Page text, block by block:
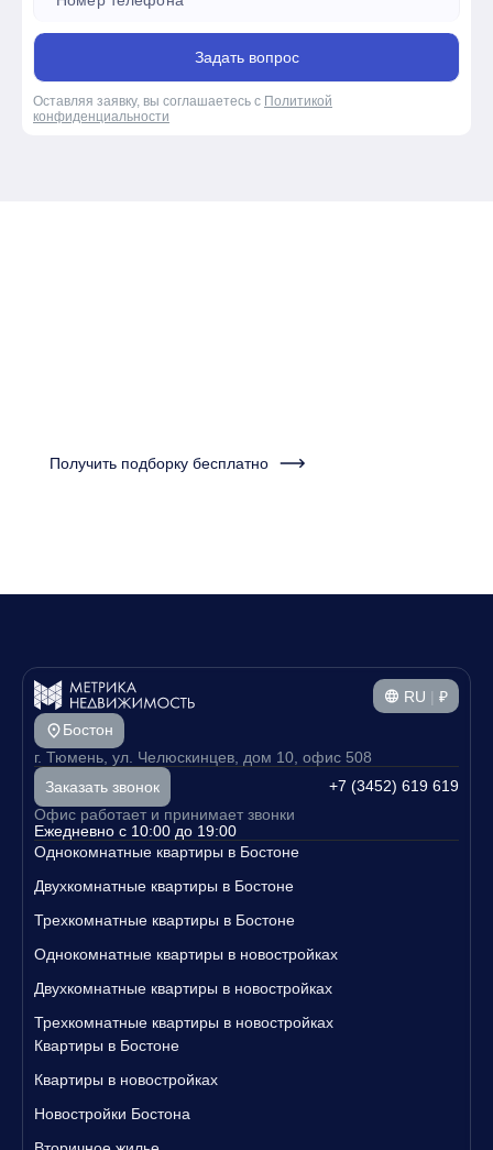
Задать вопрос
Оставляя заявку, вы соглашаетесь с Политикой
конфиденциальности
Получить подборку бесплатно
RU | ₽
Бостон
г. Тюмень, ул. Челюскинцев, дом 10, офис 508
Заказать звонок
+7 (3452) 619 619
Офис работает и принимает звонки
Ежедневно с 10:00 до 19:00
Однокомнатные квартиры в Бостоне
Двухкомнатные квартиры в Бостоне
Трехкомнатные квартиры в Бостоне
Однокомнатные квартиры в новостройках
Двухкомнатные квартиры в новостройках
Трехкомнатные квартиры в новостройках
Квартиры в Бостоне
Квартиры в новостройках
Новостройки Бостона